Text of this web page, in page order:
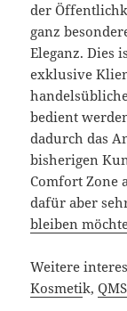
der
ganz
Eleganz. Dies
exklusive
bedient
dadurch das
bisherigen
Comfort Zone
dafür aber
bleiben
Weitere
Kosmetik,